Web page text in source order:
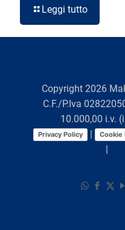
Leggi tutto
Copyright 2026
C.F./P.Iva
10.000,00 i.v.
Privacy Policy | Cookie
|